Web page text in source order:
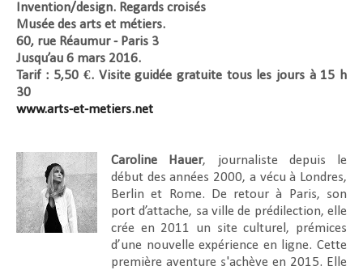
Invention/design. Regards croisés
Musée des arts et métiers.
60, rue Réaumur - Paris 3
Jusqu’au 6 mars 2016.
Tarif : 5,50 €. Visite guidée gratuite tous les jours à 15 h
30
www.arts-et-metiers.net
Caroline Hauer, journaliste depuis le
début des années 2000, a vécu à Londres,
Berlin et Rome. De retour à Paris, son
port d’attache, sa ville de prédilection, elle
crée en 2011 un site culturel, prémices
d’une nouvelle expérience en ligne. Cette
première aventure s'achève en 2015. Elle